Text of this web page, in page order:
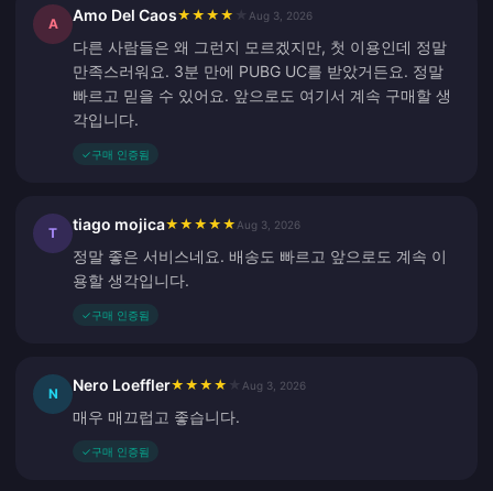
A Amo Del Caos★ ★ ★ ★ Aug 3, 2026
다른 사람들은 왜 그런지 모르겠지만, 첫 이용인데 정말
만족스러워요. 3분 만에 PUBG UC를 받았거든요. 정말
빠르고 믿을 수 있어요. 앞으로도 여기서 계속 구매할 생
각입니다.
✓구매 인증됨
T tiago mojica★ ★ ★ ★ ★ Aug 3, 2026
정말 좋은 서비스네요. 배송도 빠르고 앞으로도 계속 이
용할 생각입니다.
✓구매 인증됨
N Nero Loeffler★ ★ ★ ★ Aug 3, 2026
매우 매끄럽고 좋습니다.
✓구매 인증됨